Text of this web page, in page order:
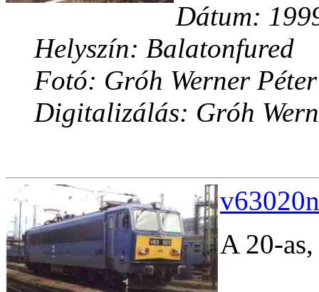
Dátum:
Helyszín: Balatonfured
Fotó: Gróh Werner Péter
Digitalizálás: Gróh
A 20-